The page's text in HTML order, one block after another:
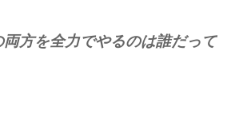
方を全力でやるのは誰だって